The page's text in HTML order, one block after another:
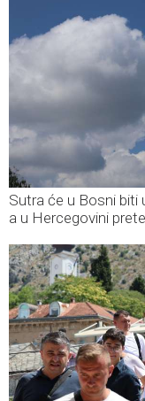
Sutra će u Bosni biti
a u Hercegovini